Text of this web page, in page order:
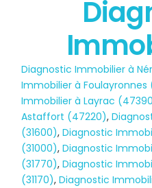
Diagnostic Immobilier à
Immobilier à Foulayronnes
Immobilier à Layrac
Astaffort (47220),
(31600),Diagnostic
(31000),Diagnostic
(31770),Diagnostic
(31170),Diagnostic